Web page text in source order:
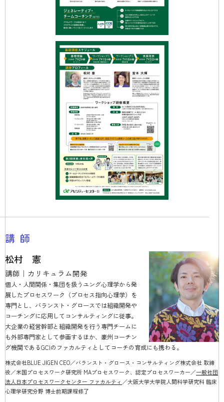
講師
松村 憲
講師｜カリキュラム開発
個人・人間関係・集団を扱うユング心理学から発
展したプロセスワーク（プロセス指向心理学）を
専門とし、バランスト・グロースでは組織開発や
コーチングに応用してコンサルティングに従事。
大企業の経営幹部と組織開発を行う専門チームに
も外部専門家として参画するほか、豪州コーチン
グ機関であるGCIのファカルティとしてコーチの育成にも携わる。
株式会社BLUE JIGEN CEO／バランスト・グロース・コンサルティング株式会社 取締
役／米国プロセスワーク研究所 MAプロセスワーク、認定プロセスワーカー／一般社団
法人日本プロセスワークセンター ファカルティ ／大阪大学大学院人間科学研究科 臨床
心理学研究分野 博士前期課程修了